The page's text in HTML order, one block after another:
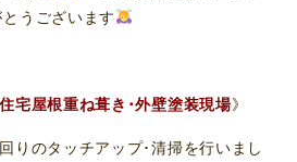
とうございます
宅屋根重ね葺き･外壁塗装現場》
りのタッチアップ･清掃を行いまし